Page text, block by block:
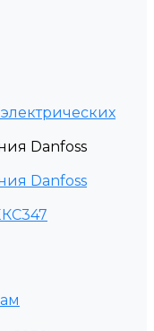
Danfoss
Danfoss